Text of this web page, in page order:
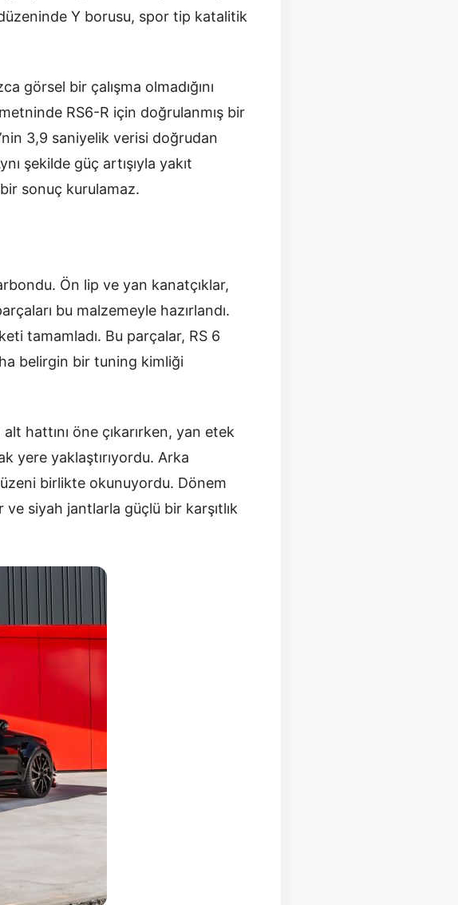
Y borusu, spor tip katalitik
görsel bir çalışma olmadığını
RS6-R için doğrulanmış bir
3,9 saniyelik verisi doğrudan
şekilde güç artışıyla yakıt
sonuç kurulamaz.
Ön lip ve yan kanatçıklar,
bu malzemeyle hazırlandı.
tamamladı. Bu parçalar, RS 6
belirgin bir tuning kimliği
hattını öne çıkarırken, yan etek
yere yaklaştırıyordu. Arka
birlikte okunuyordu. Dönem
ve siyah jantlarla güçlü bir karşıtlık